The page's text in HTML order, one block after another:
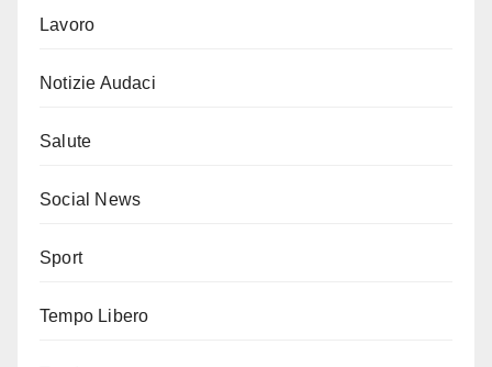
Lavoro
Notizie Audaci
Salute
Social News
Sport
Tempo Libero